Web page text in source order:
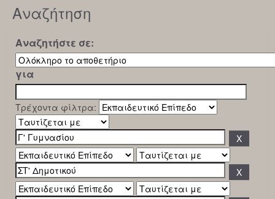
Αναζήτηση
Αναζητήστε σε:
για
Τρέχοντα φίλτρα: